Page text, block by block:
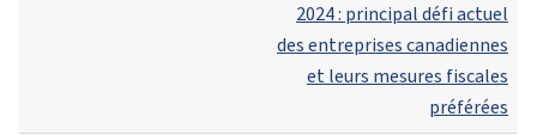
2024 : principal défi actuel
des entreprises canadiennes
et leurs mesures fiscales
préférées